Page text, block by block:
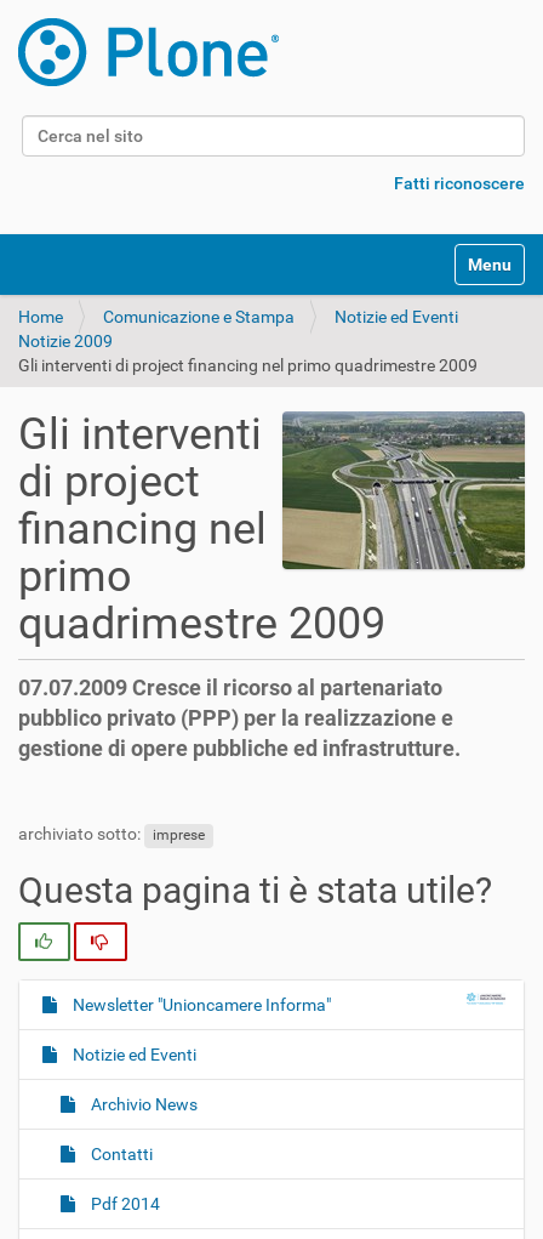
Cerca nel sito
Fatti riconoscere
Alterna
Home Comunicazione e Stampa
Notizie ed Eventi
Notizie 2009
Gli interventi di project financing nel primo quadrimestre 2009
Gli interventi
di project
financing nel
primo
quadrimestre 2009
07.07.2009 Cresce il ricorso al partenariato
pubblico privato (PPP) per la realizzazione e
gestione di opere pubbliche ed infrastrutture.
archiviato sotto: imprese
Questa pagina ti è stata utile?
N
a
v
g
i
Newsletter "Unioncamere Informa"
Notizie ed Eventi
Archivio News
Contatti
Pdf 2014